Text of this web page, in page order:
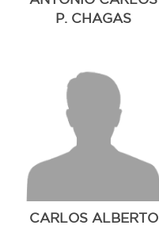
P. CHAGAS
CARLOS ALBERTO